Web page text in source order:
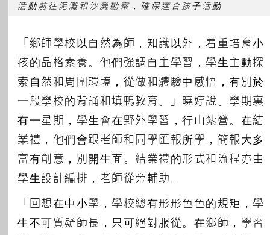
活動前往泥灘和沙灘勘察，確保適合孩子活動
「鄉師學校以自然為師，知識以外，着重培育小
孩的品格素養。他們強調自主學習，學生主動探
索自然和周圍環境，從做和體驗中感悟，有別於
一般學校的背誦和填鴨教育。」曉婷說。學期裏
有一星期，學生會在野外學習，行山紮營。在結
業禮，他們會跟老師和同學匯報所學，簡報大多
富有創意，別開生面。結業禮的形式和流程亦由
學生設計編排，老師從旁輔助。
「回想在中小學，學校總有形形色色的規矩，學
生不可質疑師長，只可絕對服從。在鄉師，學習